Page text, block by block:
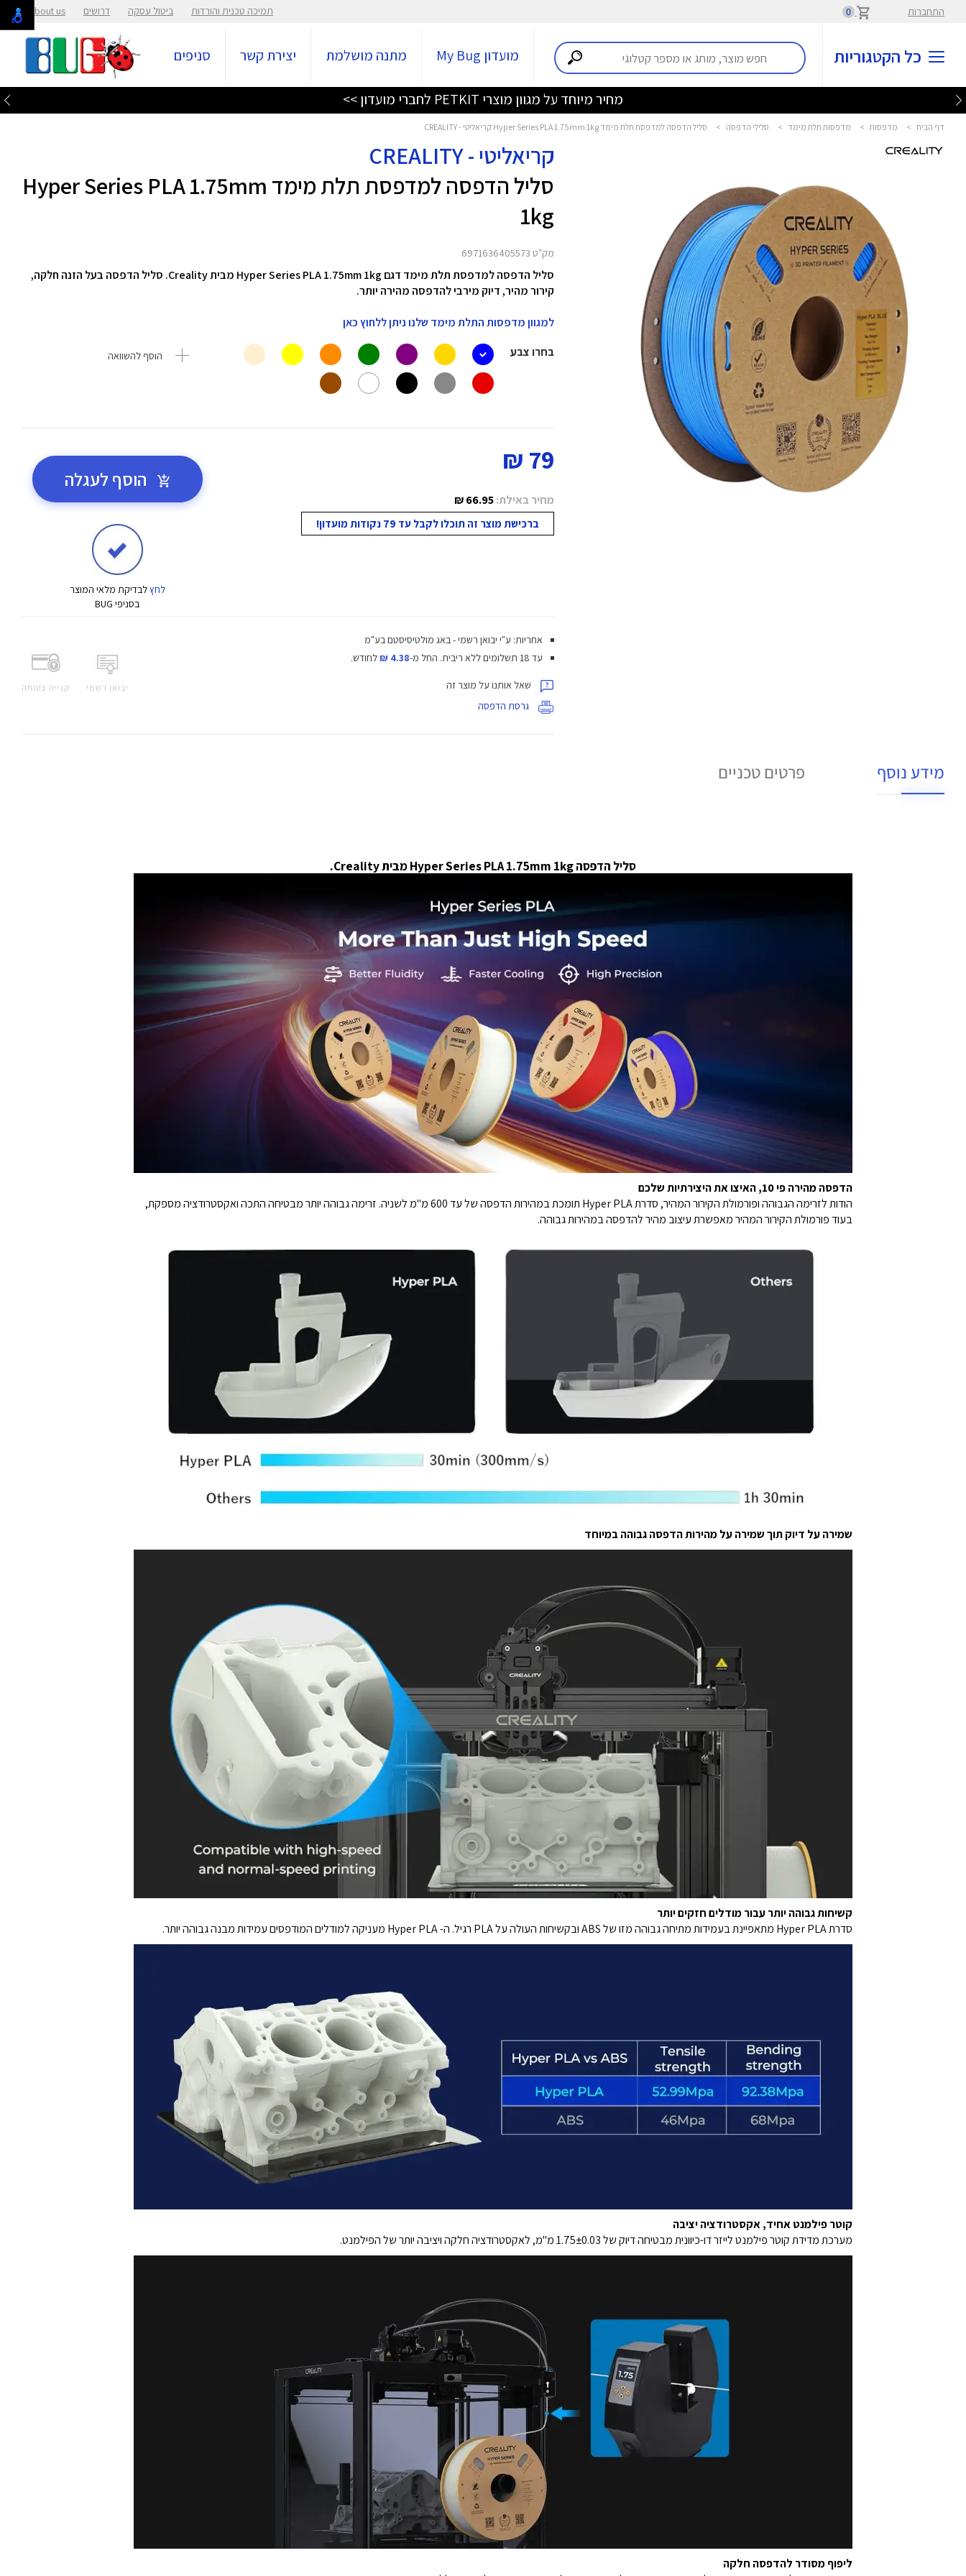
התחברות 0 תמיכה טכנית והורדות ביטול עסקה דרושים About us
כל הקטגוריות מועדון My Bug מתנה מושלמת יצירת קשר סניפים
מחיר מיוחד על מגוון מוצרי PETKIT לחברי מועדון >>
דף הבית > מדפסות > מדפסות תלת מימד > סלילי הדפסה > סליל הדפסה למדפסת תלת מימד Hyper Series PLA 1.75mm 1kg קריאליטי - CREALITY
קריאליטי - CREALITY
סליל הדפסה למדפסת תלת מימד Hyper Series PLA 1.75mm
1kg
מק"ט 6971636405573
סליל הדפסה למדפסת תלת מימד דגם Hyper Series PLA 1.75mm 1kg מבית Creality. סליל הדפסה בעל הזנה חלקה,
קירור מהיר, דיוק מירבי להדפסה מהירה יותר.
למגוון מדפסות התלת מימד שלנו ניתן ללחוץ כאן
בחרו צבע
הוסף להשוואה
79 ₪
מחיר באילת:66.95 ₪
ברכישת מוצר זה תוכלו לקבל עד 79 נקודות מועדון!
הוסף לעגלה
לחץלבדיקת מלאי המוצר
בסניפי BUG
יבואן רשמי קנייה בטוחה
אחריות: ע"י יבואן רשמי - באג מולטיסיסטם בע"מ
עד 18 תשלומים ללא ריבית.
החל מ-4.38 ₪ לחודש.
שאל אותנו על מוצר זה
גרסת הדפסה
מידע נוסף פרטים טכניים
סליל הדפסה Hyper Series PLA 1.75mm 1kg מבית Creality.
הדפסה מהירה פי 10, האיצו את היצירתיות שלכם
הודות לזרימה הגבוהה ופורמולת הקירור המהיר, סדרת Hyper PLA תומכת במהירות הדפסה של עד 600 מ"מ לשניה. זרימה גבוהה יותר מבטיחה התכה ואקסטרודציה מספקת,
בעוד פורמולת הקירור המהיר מאפשרת עיצוב מהיר להדפסה במהירות גבוהה.
שמירה על דיוק תוך שמירה על מהירות הדפסה גבוהה במיוחד
קשיחות גבוהה יותר עבור מודלים חזקים יותר
סדרת Hyper PLA מתאפיינת בעמידות מתיחה גבוהה מזו של ABS ובקשיחות העולה על PLA רגיל. ה- Hyper PLA מעניקה למודלים המודפסים עמידות מבנה גבוהה יותר.
קוטר פילמנט אחיד, אקסטרודציה יציבה
מערכת מדידת קוטר פילמנט לייזר דו-כיוונית מבטיחה דיוק של 1.75±0.03 מ"מ, לאקסטרודציה חלקה ויציבה יותר של הפילמנט.
ליפוף מסודר להדפסה חלקה